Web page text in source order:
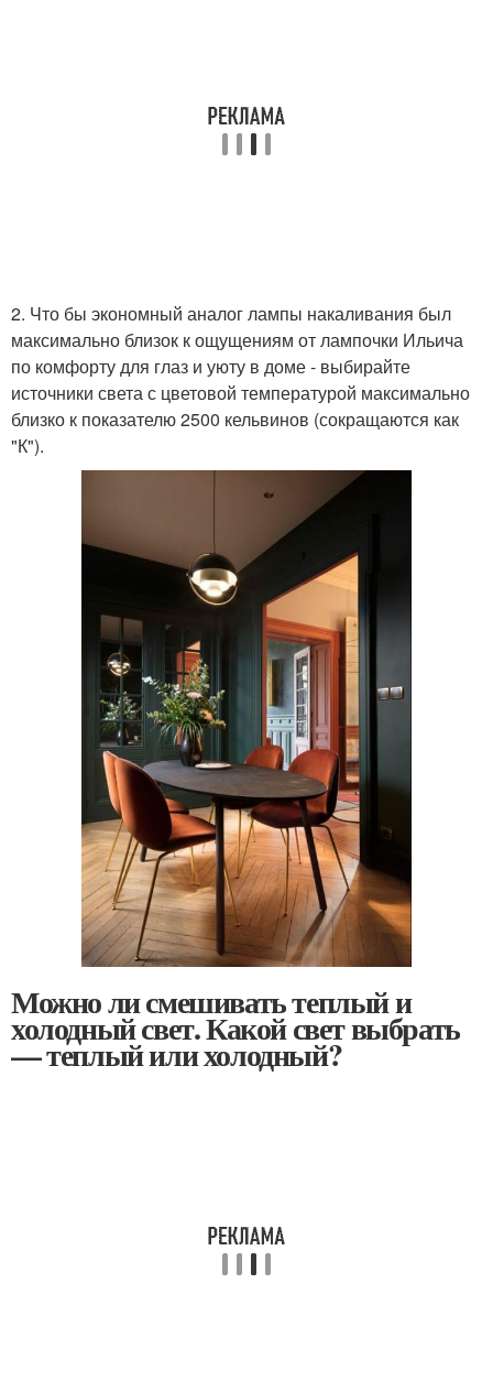
2. Что бы экономный аналог лампы накаливания был
максимально близок к ощущениям от лампочки Ильича
по комфорту для глаз и уюту в доме - выбирайте
источники света с цветовой температурой максимально
близко к показателю 2500 кельвинов (сокращаются как
"К").
Можно ли смешивать теплый и
холодный свет. Какой свет выбрать
— теплый или холодный?